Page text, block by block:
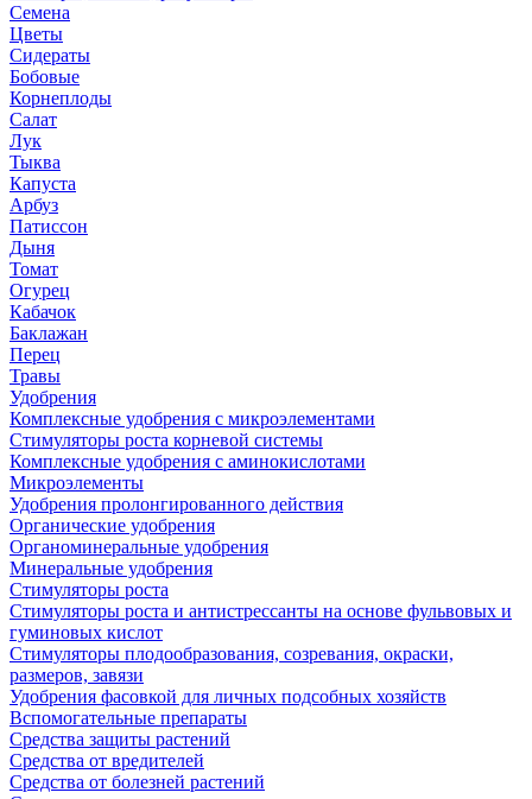
Семена
Цветы
Сидераты
Бобовые
Корнеплоды
Салат
Лук
Тыква
Капуста
Арбуз
Патиссон
Дыня
Томат
Огурец
Кабачок
Баклажан
Перец
Травы
Удобрения
Комплексные удобрения с микроэлементами
Стимуляторы роста корневой системы
Комплексные удобрения с аминокислотами
Микроэлементы
Удобрения пролонгированного действия
Органические удобрения
Органоминеральные удобрения
Минеральные удобрения
Стимуляторы роста
Стимуляторы роста и антистрессанты на основе фульвовых и
гуминовых кислот
Стимуляторы плодообразования, созревания, окраски,
размеров, завязи
Удобрения фасовкой для личных подсобных хозяйств
Вспомогательные препараты
Средства защиты растений
Средства от вредителей
Средства от болезней растений